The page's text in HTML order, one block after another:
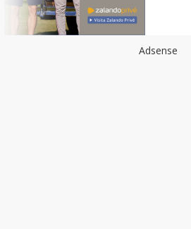
Adsense